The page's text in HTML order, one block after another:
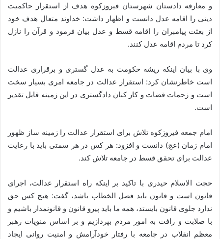
و معارفه دادستان شهرستان فیروزکوه هدف از استقرار حاکمیت
دینی را اقامه عدل دانست و اظهار داشت: خداوند متعال هدف خود
از بعثت پیامبران را اقامه قسط و عدل بیان فرمود و قرآن را نازل
کرد تا مردم اقامه عدل کنند.
وی با بیان اینکه ریشه حکومت به عدل گستری و برقراری عدالت
است خاطرنشان کرد: استقرار عدالت در جامعه امری بسیار سخت
است و زحمات قضات و کار کنان دادگستری در این زمینه قابل تقدیر
است.
امام جمعه فیروزکوه تلاش برای استقرار عدالت را زمینه ساز ظهور
امام زمان (عج) دانست و افزود: هر کس در هر سمتی باید با رعایت
عدالت برای تحقق قسط در جامعه تلاش کند.
حجت الاسلام حیدری با تاکید بر اینکه راه استقرار عدالت، اجرای
قانون است و قانون باید فصل الخطاب باشد، گفت: هیچ کس حق
ندارد جلوی قانون بایستد، همه ما باید پیرو قانون و قانونمدار باشیم و
با صلابت و رافت به امور مردم بپردازیم و بر اساس منویات رهبر
معظم انقلاب در جامعه با رفتار خودآرامش و امنیت روانی ایجاد